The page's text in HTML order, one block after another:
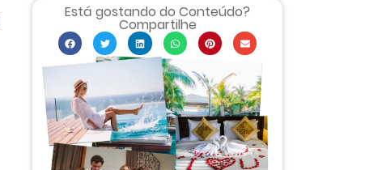
Está gostando do Conteúdo?
Compartilhe